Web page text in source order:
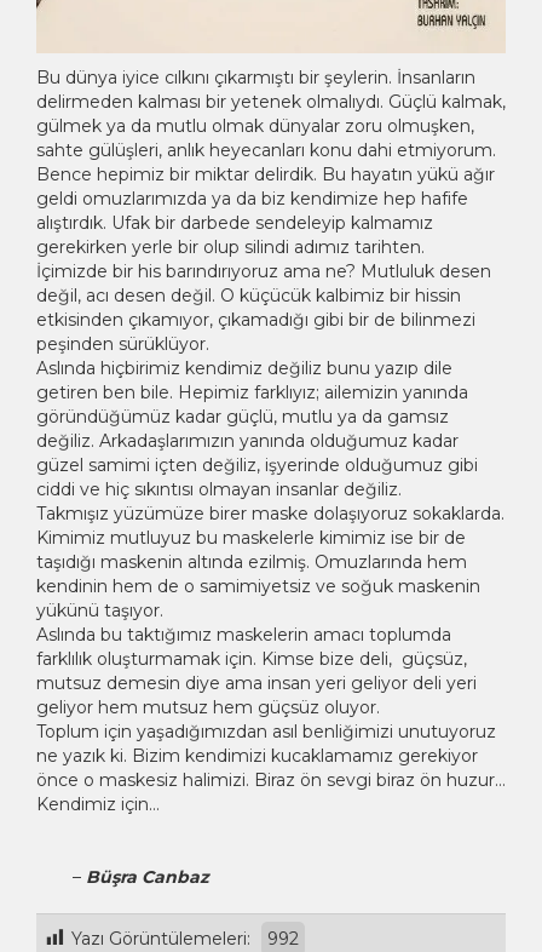
Bu dünya iyice cılkını çıkarmıştı bir şeylerin. İnsanların
delirmeden kalması bir yetenek olmalıydı. Güçlü kalmak,
gülmek ya da mutlu olmak dünyalar zoru olmuşken,
sahte gülüşleri, anlık heyecanları konu dahi etmiyorum.
Bence hepimiz bir miktar delirdik. Bu hayatın yükü ağır
geldi omuzlarımızda ya da biz kendimize hep hafife
alıştırdık. Ufak bir darbede sendeleyip kalmamız
gerekirken yerle bir olup silindi adımız tarihten.
İçimizde bir his barındırıyoruz ama ne? Mutluluk desen
değil, acı desen değil. O küçücük kalbimiz bir hissin
etkisinden çıkamıyor, çıkamadığı gibi bir de bilinmezi
peşinden sürüklüyor.
Aslında hiçbirimiz kendimiz değiliz bunu yazıp dile
getiren ben bile. Hepimiz farklıyız; ailemizin yanında
göründüğümüz kadar güçlü, mutlu ya da gamsız
değiliz. Arkadaşlarımızın yanında olduğumuz kadar
güzel samimi içten değiliz, işyerinde olduğumuz gibi
ciddi ve hiç sıkıntısı olmayan insanlar değiliz.
Takmışız yüzümüze birer maske dolaşıyoruz sokaklarda.
Kimimiz mutluyuz bu maskelerle kimimiz ise bir de
taşıdığı maskenin altında ezilmiş. Omuzlarında hem
kendinin hem de o samimiyetsiz ve soğuk maskenin
yükünü taşıyor.
Aslında bu taktığımız maskelerin amacı toplumda
farklılık oluşturmamak için. Kimse bize deli, güçsüz,
mutsuz demesin diye ama insan yeri geliyor deli yeri
geliyor hem mutsuz hem güçsüz oluyor.
Toplum için yaşadığımızdan asıl benliğimizi unutuyoruz
ne yazık ki. Bizim kendimizi kucaklamamız gerekiyor
önce o maskesiz halimizi. Biraz ön sevgi biraz ön huzur…
Kendimiz için…
– Büşra Canbaz
Yazı Görüntülemeleri: 992